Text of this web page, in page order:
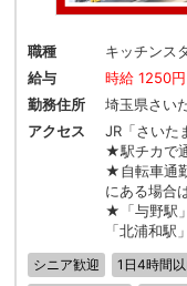
職種
キッチンス
給与
時給 1250円
勤務住所
埼玉県さい
アクセス
JR「さいた
★駅チカで
★自転車通
にある場合
★「与野駅
「北浦和駅
シニア歓迎 1日4時間